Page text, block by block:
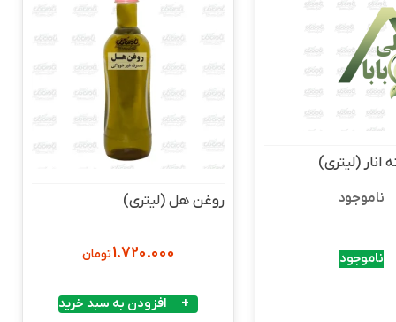
(لیتری)
ناموجود
ناموجود
روغن هل (لیتری)
1.720.000تومان
افزودن به سبد خرید